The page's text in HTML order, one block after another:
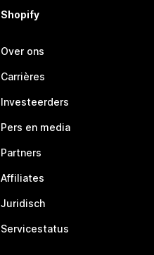
Shopify
Over ons
Carrières
Investeerders
Pers en media
Partners
Affiliates
Juridisch
Servicestatus